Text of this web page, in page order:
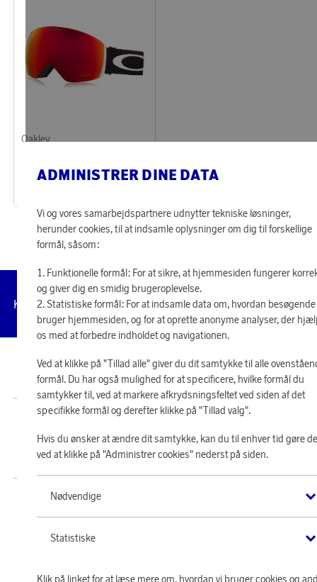
Oakley
55 110 point
ADMINISTRER DINE DATA
Vi og vores samarbejdspartnere udnytter tekniske løsninger,
herunder cookies, til at indsamle oplysninger om dig til forskellige
formål, såsom:
Funktionelle formål: For at sikre, at hjemmesiden fungerer
og giver dig en smidig brugeroplevelse.
Statistiske formål: For at indsamle data om, hvordan besøgende
bruger hjemmesiden, og for at oprette anonyme analyser, der
os med at forbedre indholdet og navigationen.
Ved at klikke på "Tillad alle" giver du dit samtykke til alle
formål. Du har også mulighed for at specificere, hvilke formål du
samtykker til, ved at markere afkrydsningsfeltet ved siden af det
specifikke formål og derefter klikke på "Tillad valg".
Hvis du ønsker at ændre dit samtykke, kan du til enhver tid gøre
ved at klikke på "Administrer cookies" nederst på siden.
Nødvendige
Statistiske
Kundeservice Vilkår Privatlivspolitik
Administrer
cookies
© 2026 Scandinavian Airlines System-Denmark-Norway-Sweden, org.nr
902001-7720, 195 87 Stockholm
Butik SAS EuroBonus drives af Crossroads Loyalty Solutions ApS (Park Allé
Copyright © 2026 Crossroads Loyalty Solutions ApS. Alle rettigheder
forbeholdes.